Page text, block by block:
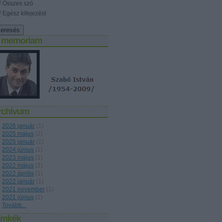
Összes szó
Egész kifejezést
memoriam
2026 január
2025 május
2025 január
2024 június
2023 május
2022 május
2022 április
2022 január
2021 november
2021 június
Tovább...